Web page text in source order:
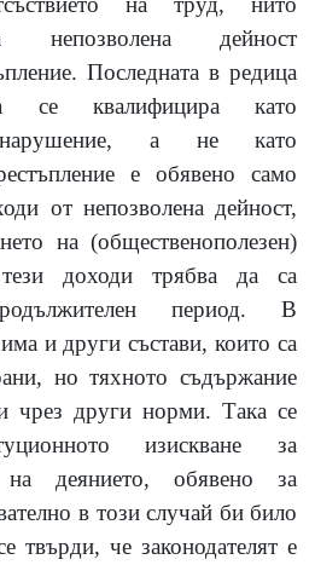
непозволена дейност
Последната в редица
квалифицира като
нарушение, а не като
е обявено само
от непозволена дейност,
на (общественополезен)
доходи трябва да са
период. В
и други състави, които са
но тяхното съдържание
чрез други норми. Така се
изискване за
на деянието, обявено за
в този случай би било
твърди, че законодателят е